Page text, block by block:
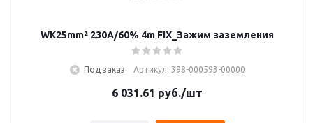
WK25mm² 230A/60% 4m FIX_Зажим заземления
Под заказ Артикул: 398-000593-00000
6 031.61 руб./шт